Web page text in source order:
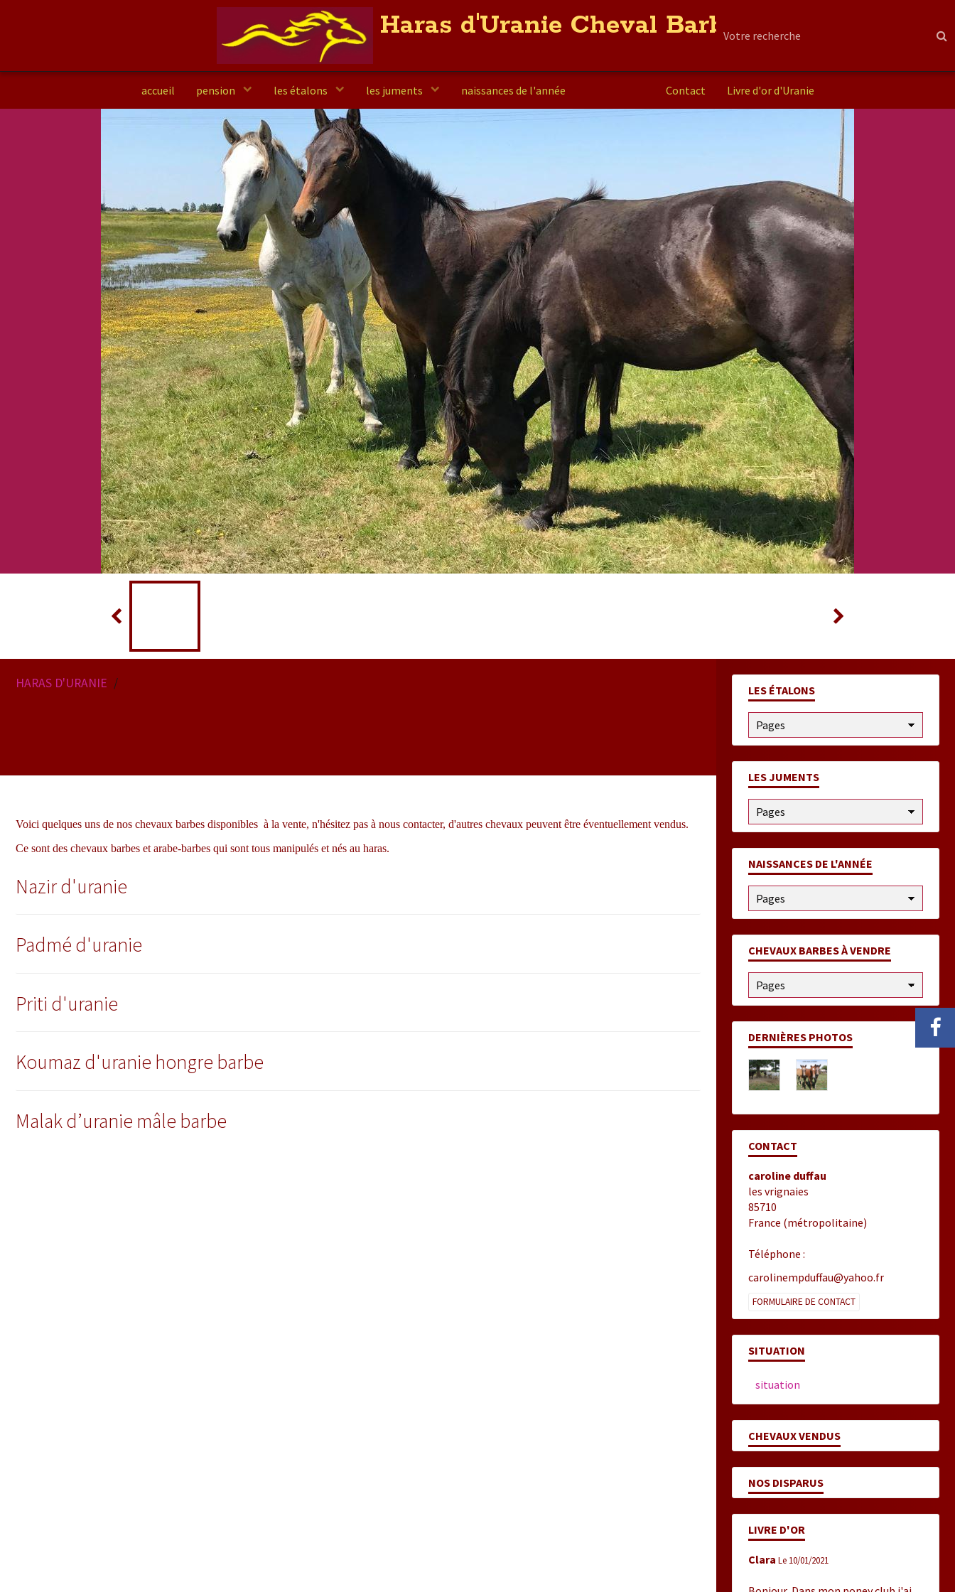
Haras d'Uranie Cheval Barbe
accueil pension les étalons les juments naissances de l'année Contact Livre d'or d'Uranie
HARAS D'URANIE
Voici quelques uns de nos chevaux barbes disponibles à la vente, n'hésitez pas à nous contacter, d'autres chevaux peuvent être éventuellement vendus.
Ce sont des chevaux barbes et arabe-barbes qui sont tous manipulés et nés au haras.
Nazir d'uranie
Padmé d'uranie
Priti d'uranie
Koumaz d'uranie hongre barbe
Malak d’uranie mâle barbe
LES ÉTALONS
LES JUMENTS
NAISSANCES DE L'ANNÉE
CHEVAUX BARBES À VENDRE
DERNIÈRES PHOTOS
CONTACT
caroline duffau
les vrignaies
85710
France (métropolitaine)
Téléphone :
carolinempduffau@yahoo.fr
FORMULAIRE DE CONTACT
SITUATION
situation
CHEVAUX VENDUS
NOS DISPARUS
LIVRE D'OR
Clara Le 10/01/2021